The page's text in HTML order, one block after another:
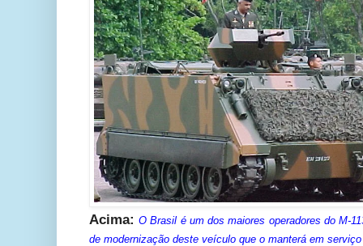
Acima:O Brasil é um dosmaiores operadores do M-
de modernização deste veículo que o manterá em